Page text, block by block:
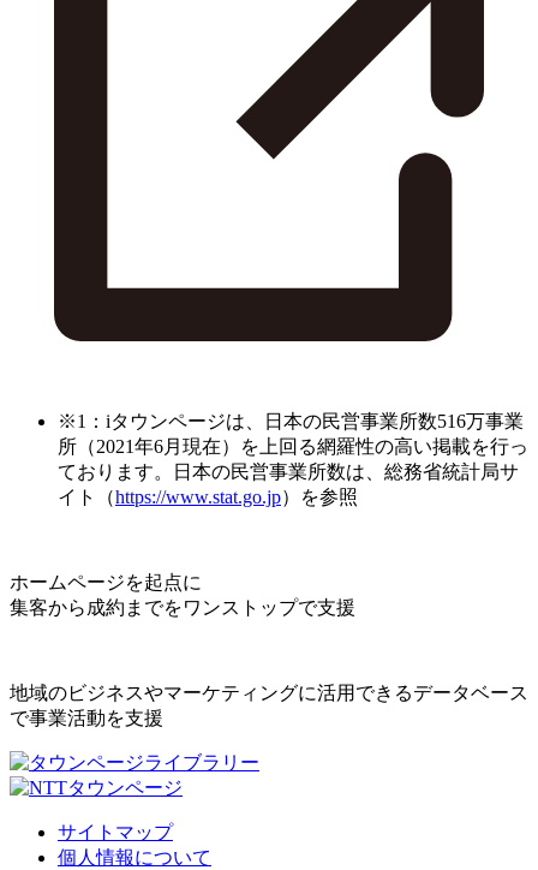
※1：iタウンページは、日本の民営事業所数516万事業
所（2021年6月現在）を上回る網羅性の高い掲載を行っ
ております。日本の民営事業所数は、総務省統計局サ
イト（https://www.stat.go.jp）を参照
ホームページを起点に
集客から成約までをワンストップで支援
地域のビジネスやマーケティングに活用できるデータベース
で事業活動を支援
サイトマップ
個人情報について